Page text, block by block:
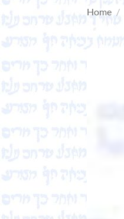
Home /